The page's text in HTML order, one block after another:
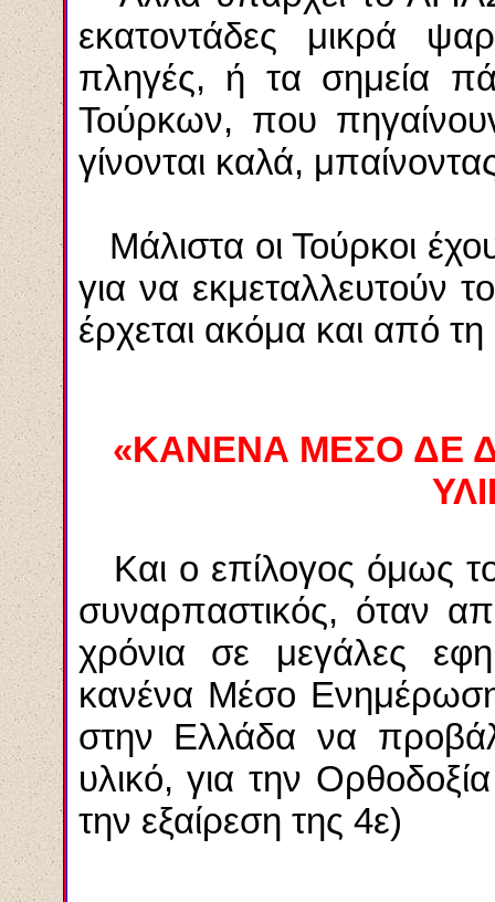
εκατοντάδες μικρά
πληγές, ή τα σημεία
Τούρκων, που
γίνονται καλά,
Μάλιστα οι Τούρκοι
για να εκμεταλλευτούν
έρχεται ακόμα και από
«ΚΑΝΕΝΑ ΜΕΣΟ ΔΕ
Και ο επίλογος όμως
συναρπαστικός, όταν
χρόνια σε μεγάλες
κανένα Μέσο
στην Ελλάδα να
υλικό, για την
την εξαίρεση της 4ε)